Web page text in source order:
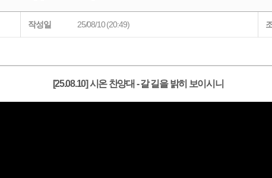
작성일 25/08/10 (20:49)
[25.08.10] 시온 찬양대 - 갈 길을 밝히 보이시니